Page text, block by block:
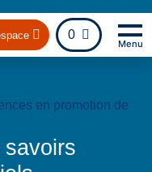
0
fichier
Menu